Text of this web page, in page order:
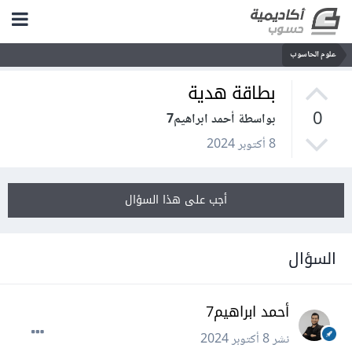
علوم الحاسوب
0
بطاقة هدية
بواسطة أحمد ابراهيم7
8 أكتوبر 2024
أجب على هذا السؤال
السؤال
أحمد ابراهيم7
نشر8 أكتوبر 2024